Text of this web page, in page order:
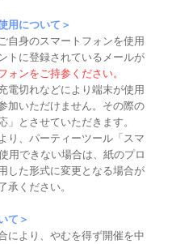
用について＞
自身のスマートフォンを使用
トに登録されているメールが
ォンをご持参ください。
電切れなどにより端末が使用
加いただけません。その際の
」とさせていただきます。
り、パーティーツール「スマ
用できない場合は、紙のプロ
した形式に変更となる場合が
承ください。
て＞
により、やむを得ず開催を中